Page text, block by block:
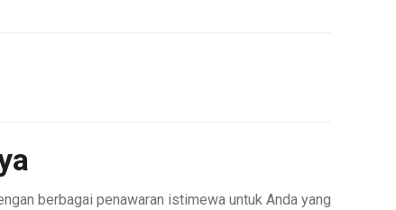
berbagai penawaran istimewa untuk Anda yang